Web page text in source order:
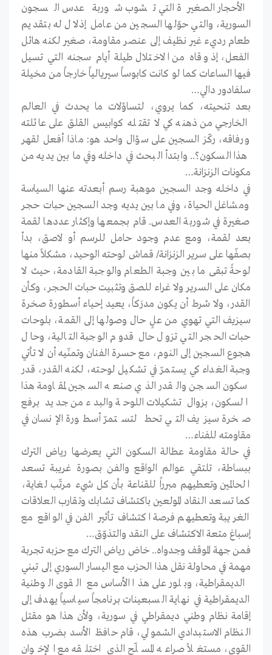
الأحجار الصغيرة التي تشوب شوربة عدس السجون
السورية، والتي حوّلها السجين من عامل إذلال له بتقديم
طعام رديء غير نظيف إلى عنصر مقاومة، صغير لكنه هائل
الفعل، إذ وقاه من الاختلال طيلة أيام سجنه التي تسيل
فيها الساعات كما لو كانت كابوساً سيريالياً خارجاً من مخيلة
سلفادور دالي…
بعد تنحيته، كما يروي، لتساؤلات ما يحدث في العالم
الخارجي من ذهنه كي لا تقتله كوابيس القلق على عائلته
ورفاقه، ركّز السجين على سؤال واحد هو: ماذا أفعل لقهر
هذا السكون؟.. وابتدأ البحث في داخله وفي ما بين يديه من
مكونات الزنزانة…
في داخله وجد السجين موهبة رسم أبعدته عنها السياسة
ومشاغل الحياة، وفي ما بين يديه وجد السجين حبات حجر
صغيرة في شوربة العدس. قام بجمعها وإكثار عددها لقمة
بعد لقمة، ومع عدم وجود حامل للرسم أو لاصق، بدأ
بصفّها على سرير الزنزانة/ قماش لوحته الوحيد، مشكلاً منها
لوحةً تبقى ما بين وجبة الطعام والوجبة القادمة، حيث لا
مكان على السرير ولا غراء للصق وتثبيت حبات الحجر، وكأن
القدر، ولا شرط أن يكون مدرَكاً، يعيد إحياء أسطورة صخرة
سيزيف التي تهوي من علٍ حال وصولها إلى القمة، بلوحات
حبات الحجر التي تزول حال قدوم الوجبة التالية، وحال
هجوع السجين إلى النوم، مع حسرة الفنان وتمنّيه أن لا تأتي
وجبة الغداء كي يستمرّ في تشكيل لوحته، لكنه القدر، قدر
سكون السجن والقدر الذي صنعه السجين لمقاومة هذا
السكون، بزوال تشكيلات اللوحة والبدء من جديد برفع
صخرة سيزيف التي تحط لتستمرّ أسطورة الإنسان في
مقاومته للفناء…
في حالة مقاومة عطالة السكون التي يعرضها رياض الترك
ببساطة، تلتقي عوالم الواقع والفن بصورة غريبة تسعد
الحالمين وتعطيهم مبرراً للقناعة بأن كل شيء مرتّب لغاية،
كما تسعد النقاد المولعين باكتشاف تشابك وتقارب العلاقات
الغريبة وتعطيهم فرصة اكتشاف تأثير الفن في الواقع مع
إسباغ متعة الاكتشاف على النقد والتذوّق…
فمن جهة الموقف وجدواه.. خاض رياض الترك مع حزبه تجربة
مهمة في محاولة نقل هذا الحزب مع اليسار السوري إلى تبني
الديمقراطية، وبلور على هذا الأساس مع القوى الوطنية
الديمقراطية في نهاية السبعينات برنامجاً سياسياً يهدف إلى
إقامة نظام وطني ديمقراطي في سورية، ولأن هذا هو مقتل
النظام الاستبدادي الشمولي، قام حافظ الأسد بضرب هذه
القوى، مستغلاً صراعه المسلّح الذي اختلقه مع الإخوان